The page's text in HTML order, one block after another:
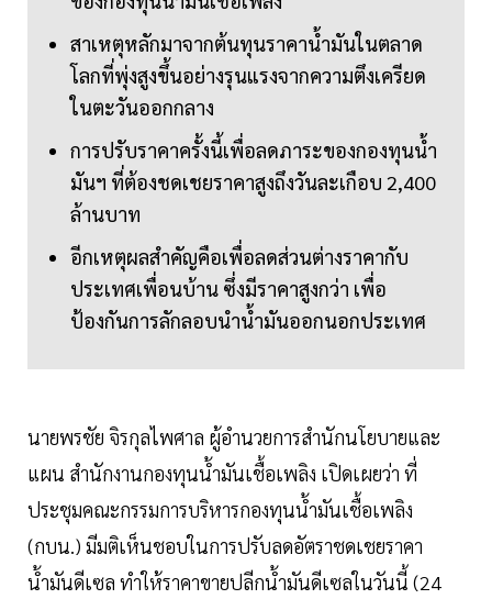
สาเหตุหลักมาจากต้นทุนราคาน้ำมันในตลาด
โลกที่พุ่งสูงขึ้นอย่างรุนแรงจากความตึงเครียด
ในตะวันออกกลาง
การปรับราคาครั้งนี้เพื่อลดภาระของกองทุนน้ำ
มันฯ ที่ต้องชดเชยราคาสูงถึงวันละเกือบ 2,400
ล้านบาท
อีกเหตุผลสำคัญคือเพื่อลดส่วนต่างราคากับ
ประเทศเพื่อนบ้าน ซึ่งมีราคาสูงกว่า เพื่อ
ป้องกันการลักลอบนำน้ำมันออกนอกประเทศ
นายพรชัย จิรกุลไพศาล ผู้อำนวยการสำนักนโยบายและ
แผน สำนักงานกองทุนน้ำมันเชื้อเพลิง เปิดเผยว่า ที่
ประชุมคณะกรรมการบริหารกองทุนน้ำมันเชื้อเพลิง
(กบน.) มีมติเห็นชอบในการปรับลดอัตราชดเชยราคา
น้ำมันดีเซล ทำให้ราคาขายปลีกน้ำมันดีเซลในวันนี้ (24